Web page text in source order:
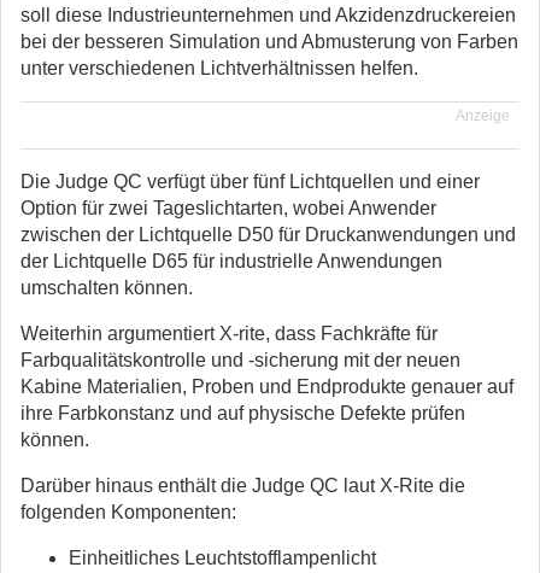
soll diese Industrieunternehmen und Akzidenzdruckereien
bei der besseren Simulation und Abmusterung von Farben
unter verschiedenen Lichtverhältnissen helfen.
Anzeige
Die Judge QC verfügt über fünf Lichtquellen und einer
Option für zwei Tageslichtarten, wobei Anwender
zwischen der Lichtquelle D50 für Druckanwendungen und
der Lichtquelle D65 für industrielle Anwendungen
umschalten können.
Weiterhin argumentiert X-rite, dass Fachkräfte für
Farbqualitätskontrolle und -sicherung mit der neuen
Kabine Materialien, Proben und Endprodukte genauer auf
ihre Farbkonstanz und auf physische Defekte prüfen
können.
Darüber hinaus enthält die Judge QC laut X-Rite die
folgenden Komponenten:
Einheitliches Leuchtstofflampenlicht